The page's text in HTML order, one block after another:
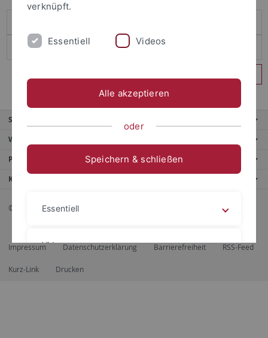
Service
Weitere Angebote
Portale
Kontaktinfo
© 2026 Eberhard Karls Universität Tübingen, Tübingen
Impressum Datenschutzerklärung Barrierefreiheit RSS-Feed
Kurz-Link Drucken
verknüpft.
Essentiell Videos
Alle akzeptieren
oder
Speichern & schließen
Essentiell
Videos